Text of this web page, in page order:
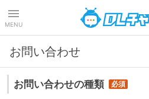
MENU
お問い合わせ
お問い合わせの種類